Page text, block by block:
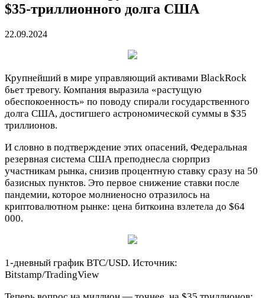
$35‑триллионного долга США
22.09.2024
Крупнейший в мире управляющий активами BlackRock
бьет тревогу. Компания выразила «растущую
обеспокоенность» по поводу спирали государственного
долга США, достигшего астрономической суммы в $35
триллионов.
И словно в подтверждение этих опасений, Федеральная
резервная система США преподнесла сюрприз
участникам рынка, снизив процентную ставку сразу на 50
базисных пунктов. Это первое снижение ставки после
пандемии, которое молниеносно отразилось на
криптовалютном рынке: цена биткоина взлетела до $64
000.
1-дневный график BTC/USD. Источник:
Bitstamp/TradingView